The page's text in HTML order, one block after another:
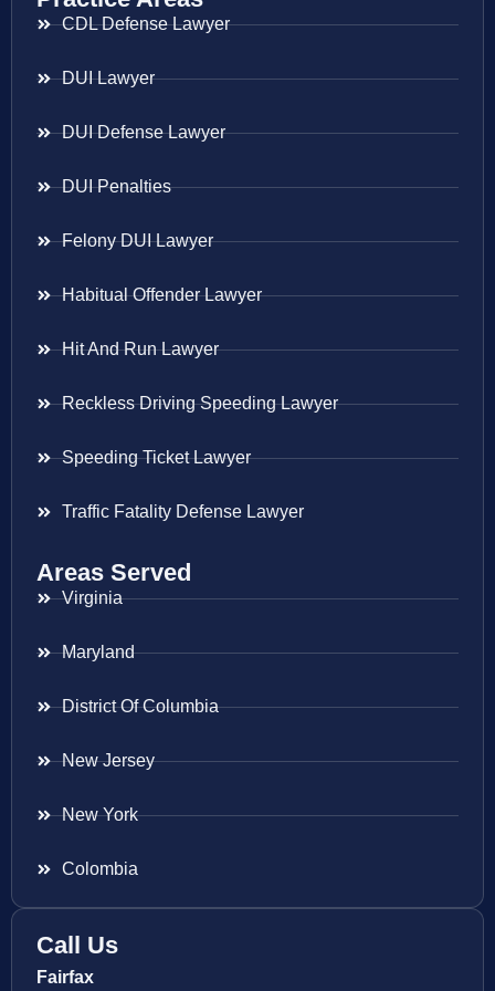
CDL Defense Lawyer
DUI Lawyer
DUI Defense Lawyer
DUI Penalties
Felony DUI Lawyer
Habitual Offender Lawyer
Hit And Run Lawyer
Reckless Driving Speeding Lawyer
Speeding Ticket Lawyer
Traffic Fatality Defense Lawyer
Areas Served
Virginia
Maryland
District Of Columbia
New Jersey
New York
Colombia
Call Us
Fairfax